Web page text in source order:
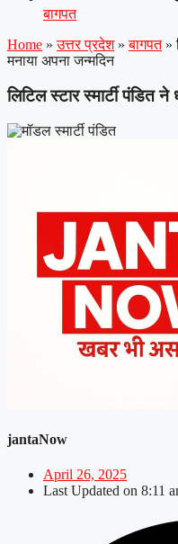
बागपत
Home » उत्तर प्रदेश » बागपत »
मनाया अपना जन्मदिन
लिटिल स्टार स्मार्टी पंडित
jantaNow
April 26, 2025
Last Updated on 8:11